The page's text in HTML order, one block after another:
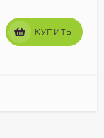
КУПИТЬ